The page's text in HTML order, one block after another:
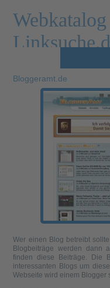
Bloggeramt.de
Wer einen Blog betreibt
Blogbeiträge werden dann
finden diese Beiträge. Die
interessanten Blogs um
Webseite wird einem Blogger